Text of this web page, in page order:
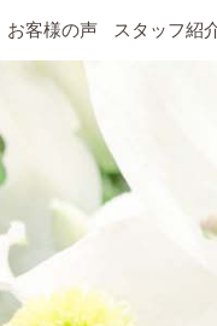
お客様の声 スタッフ紹